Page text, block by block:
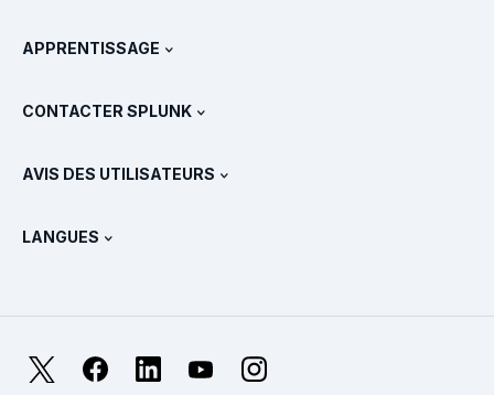
Actualités
Splunk Protects
SURGe
Tarifs
Voir tous les produits
Formation et certification
Boutique Splunk
APPRENTISSAGE
Qu’est-ce qu’OpenTelemetry ?
Métriques pour le SOC
Métriques de fiabilité
CONTACTER SPLUNK
AVIS DES UTILISATEURS
LANGUES
Deutsch
日本語 FacebookLinkedIn YouTubeInstagram